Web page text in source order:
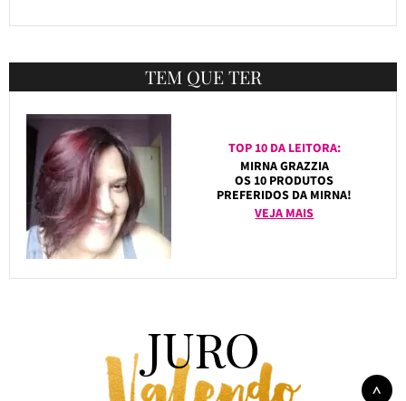
TEM QUE TER
TOP 10 DA LEITORA:
MIRNA GRAZZIA
OS 10 PRODUTOS
PREFERIDOS DA MIRNA!
VEJA MAIS